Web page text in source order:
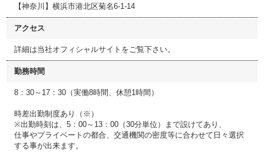
【神奈川】横浜市港北区菊名6‐1‐14
アクセス
詳細は当社オフィシャルサイトをご覧下さい。
勤務時間
8：30～17：30（実働8時間、休憩1時間）
時差出勤制度あり（※）
※出勤時刻は、5：00～13：00（30分単位）まで設けてあり、
仕事やプライベートの都合、交通機関の密度等に合わせて日々選択
する事が出来ます。